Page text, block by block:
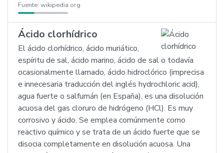
Fuente: wikipedia.org
Ácido clorhídrico
El ácido clorhídrico, ácido muriático,
espíritu de sal, ácido marino, ácido de sal o todavía
ocasionalmente llamado, ácido hidroclórico (imprecisa
e innecesaria traducción del inglés hydrochloric acid),
agua fuerte o salfumán (en España), es una disolución
acuosa del gas cloruro de hidrógeno (HCl). Es muy
corrosivo y ácido. Se emplea comúnmente como
reactivo químico y se trata de un ácido fuerte que se
disocia completamente en disolución acuosa. Una